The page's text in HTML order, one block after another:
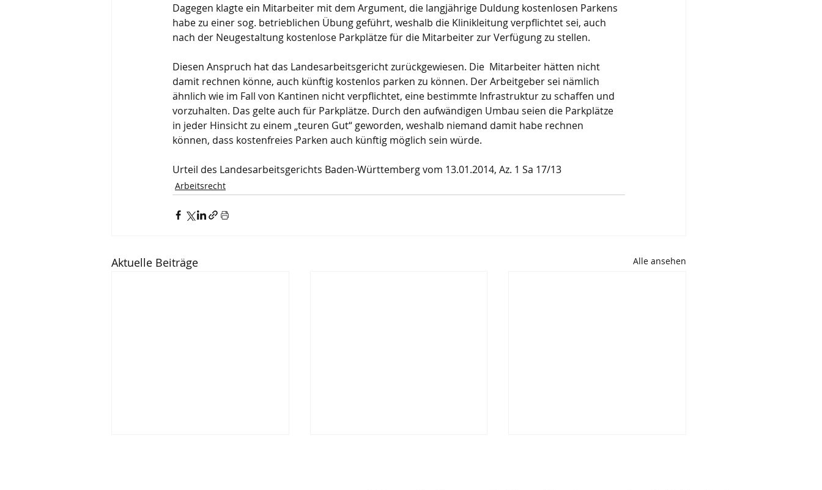
Dagegen klagte ein Mitarbeiter mit dem Argument, die langjährige Duldung kostenlosen Parkens
habe zu einer sog. betrieblichen Übung geführt, weshalb die Klinikleitung verpflichtet sei, auch
nach der Neugestaltung kostenlose Parkplätze für die Mitarbeiter zur Verfügung zu stellen.
Diesen Anspruch hat das Landesarbeitsgericht zurückgewiesen. Die  Mitarbeiter hätten nicht
damit rechnen könne, auch künftig kostenlos parken zu können. Der Arbeitgeber sei nämlich
ähnlich wie im Fall von Kantinen nicht verpflichtet, eine bestimmte Infrastruktur zu schaffen und
vorzuhalten. Das gelte auch für Parkplätze. Durch den aufwändigen Umbau seien die Parkplätze
in jeder Hinsicht zu einem „teuren Gut“ geworden, weshalb niemand damit habe rechnen
können, dass kostenfreies Parken auch künftig möglich sein würde.
Urteil des Landesarbeitsgerichts Baden-Württemberg vom 13.01.2014, Az. 1 Sa 17/13
Arbeitsrecht
Aktuelle Beiträge Alle ansehen